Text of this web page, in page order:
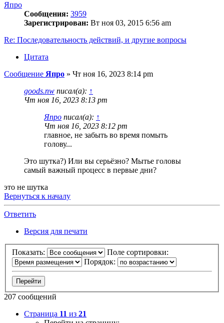
Япро
Сообщения: 3959
Зарегистрирован: Вт ноя 03, 2015 6:56 am
Re: Последовательность действий, и другие вопросы
Цитата
Сообщение Япро » Чт ноя 16, 2023 8:14 pm
goods.nw писал(а): ↑
Чт ноя 16, 2023 8:13 pm
Япро писал(а): ↑
Чт ноя 16, 2023 8:12 pm
главное, не забыть во время помыть
голову...
Это шутка?) Или вы серьёзно? Мытье головы
самый важный процесс в первые дни?
это не шутка
Вернуться к началу
Ответить
Версия для печати
Показать:
Поле сортировки:
Порядок:
207 сообщений
Страница 11 из 21